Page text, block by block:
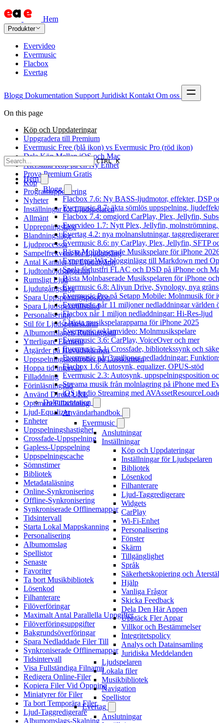
Hem
Produkter
Evervideo
Evermusic
Flacbox
Evertag
Blogg Dokumentation Support Juridiskt Kontakt Om oss
CTRL K
Hem
Blogg
Flacbox 7.6: Ny BASS-ljudmotor, effekter, DSP
Evermusic 8.7: äkta sömlös uppspelning,
Flacbox 7.4: omgjord CarPlay, Plex, Jellyfin,
Evervideo 1.7: Nytt Plex, Jellyfin, molnströmning,
Evertag 4.2: nya molnanslutningar,
Evermusic 8.6: ny CarPlay, Plex, Jellyfin, SFTP
Bästa Molnbaserade Musikspelare för iPhone
Exportera Wix-blogginlägg till Markdown med
Spela förlustfri FLAC och DSD på iPhone och
Bästa Molnbaserade Musikspelaren för iPhone
Evermusic 6.8: Aliyun Drive, Synology, nya
Evermusic Pro på Setapp Mobile: Molnmusik för
Evermusic når 11 miljoner nedladdningar världen
Flacbox når 1 miljon nedladdningar: Hi-Res-ljud
5 bästa musikspelarapparna för iPhone 2025
Evermusic reklamvideo: Molnmusikspelare
Evermusic 3.6: CarPlay, VoiceOver och mer
Evermusic 3.1: Crossfade, bibliotekssynk och
Evermusic når 3 miljoner nedladdningar:
Flacbox 1.6: Autosynk, equalizer, OPUS-stöd
Evermusic 2.3: Autosynk, uppspelningsposition
Streama musik från molnlagring på iPhone med
iOS Audio Streaming med
Dokumentation
Användarhandbok
Evermusic
Anslutningar
Inställningar
Köp och Uppdateringar
Inställningar för Ljudspelaren
Bibliotek
Lösenkod
Filhanterare
Ljud-Taggredigerare
Widgets
CarPlay
Wi-Fi-Enhet
Personalisering
Fönster
Skärm
Tillgänglighet
Språk
Säkerhetskopiering och
Hjälp
Vanliga Frågor
Skicka Feedback
Dela Den Här Appen
Upptäck Fler Appar
Villkor och Bestämmelser
Integritetspolicy
Analys och Datainsamling
Juridiska Meddelanden
Ljudspelaren
Lokala filer
Musikbibliotek
Navigation
Spellistor
Evertag
Anslutningar
On this page
Köp och Uppdateringar
Uppgradera till Premium
Evermusic Free (blå ikon) vs Evermusic Pro (röd ikon)
Dela Köp Mellan iOS och Mac
Återställa Köp på en Ny Enhet
Prova Premium Gratis
Köp
Programuppdatering
Nyheter
Inställningar för Ljudspelaren
Allmänt
Upprepningsläge
Blandningsläge
Ljudprocessor
Sampelfrekvens för Ljudutgång
Antal Kanaler för Ljudutgång
Ljudtonhöjdsalgoritm
Rumsligt Ljud
Ljudutgångsläge
Spara Uppspelningsposition
Spara Ljudspelartillstånd
Personalisering
Stil för Ljudspelarskärm
Albumomslagets Rullningsstil
Ytterligare Element
Åtgärder på Huvudskärmen
Uppspelningskontroller på Låsskärmen
Hoppa tid-intervall
Filladdning
Förinläsningstid
Använd Direkt URL
Optimera Filladdning
Ljud-Equalizer
Enheter
Uppspelningshastighet
Crossfade-Uppspelning
Gapless-Uppspelning
Uppspelningscache
Sömnstimer
Bibliotek
Metadataläsning
Online-Synkronisering
Offline-Synkronisering
Synkroniserade Offlinemappar
Tidsintervall
Starta Lokal Mappskanning
Personalisering
Albumomslag
Spellistor
Senaste
Favoriter
Ta bort Musikbibliotek
Lösenkod
Filhanterare
Filöverföringar
Maximalt Antal Parallella Uppgifter
Filöverföringsuppgifter
Bakgrundsöverföringar
Spara Nedladdade Filer Till
Synkroniserade Offlinemappar
Tidsintervall
Visa Fullständiga Filnamn
Redigera Online-Filer
Kopiera Filer Vid Öppning
Miniatyrer för Filer
Ta bort Temporära Filer
Ljud-Taggredigerare
Albumomslags-Skalning